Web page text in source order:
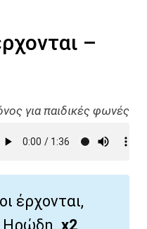
–
για παιδικές φωνές
έρχονται,
x2